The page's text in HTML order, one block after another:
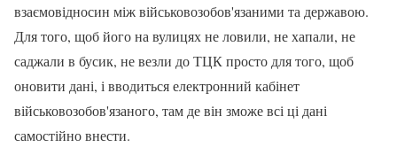
взаємовідносин між військовозобов'язаними та державою.
Для того, щоб його на вулицях не ловили, не хапали, не
саджали в бусик, не везли до ТЦК просто для того, щоб
оновити дані, і вводиться електронний кабінет
військовозобов'язаного, там де він зможе всі ці дані
самостійно внести.